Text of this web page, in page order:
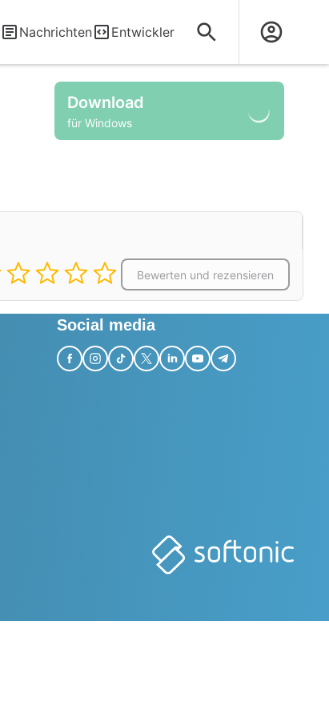
Nachrichten Entwickler
Download
für Windows
Bewerten und rezensieren
Social media